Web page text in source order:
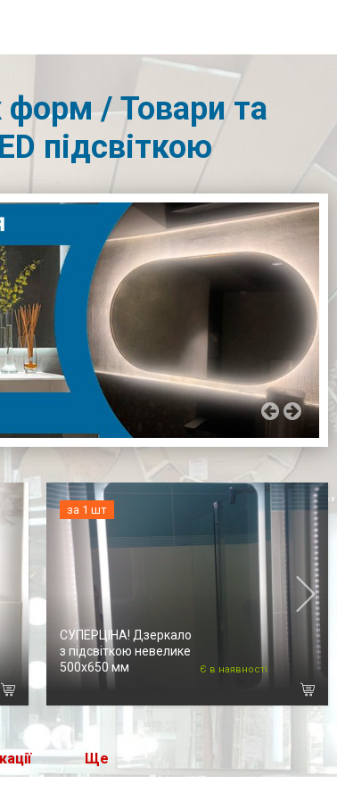
форм / Товари та
підсвіткою
за 1 шт
СУПЕРЦІНА! Дзеркало
з підсвіткою невелике
500х650 мм
Є в наявності
Ще